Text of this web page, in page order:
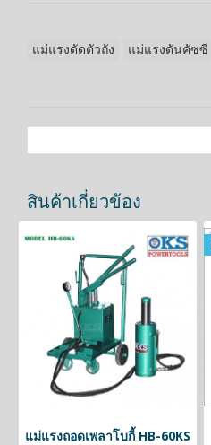
แม่แรงดัดตัวถัง แม่แรงดันคัซซี
สินค้าเกี่ยวข้อง
แม่แรงถอดเพลาโบกี้ HB-60KS